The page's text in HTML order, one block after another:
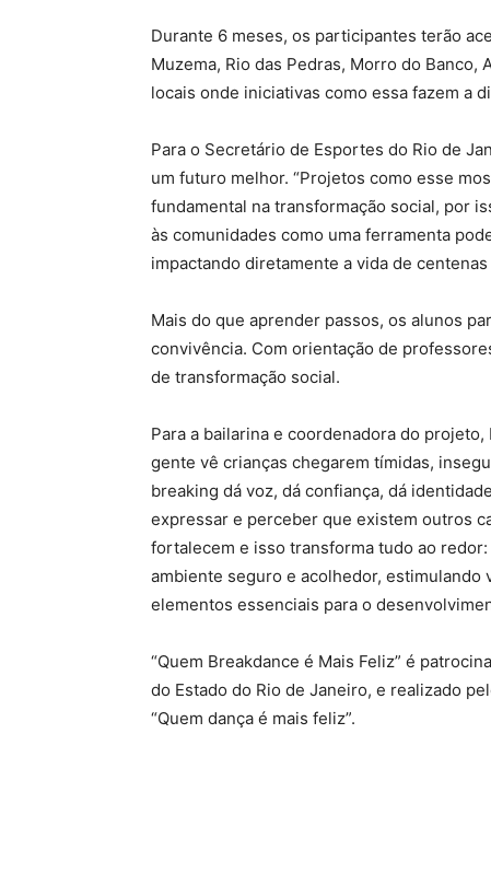
Durante 6 meses, os participantes terão
Muzema, Rio das Pedras, Morro do Banco,
locais onde iniciativas como essa fazem a
Para o Secretário de Esportes do Rio de
um futuro melhor. “Projetos como esse
fundamental na transformação social, por
às comunidades como uma ferramenta
impactando diretamente a vida de centenas
Mais do que aprender passos, os alunos
convivência. Com orientação de
de transformação social.
Para a bailarina e coordenadora do
gente vê crianças chegarem tímidas,
breaking dá voz, dá confiança, dá
expressar e perceber que existem outros
fortalecem e isso transforma tudo ao
ambiente seguro e acolhedor,
elementos essenciais para o
“Quem Breakdance é Mais Feliz” é
do Estado do Rio de Janeiro, e realizado
“Quem dança é mais feliz”.